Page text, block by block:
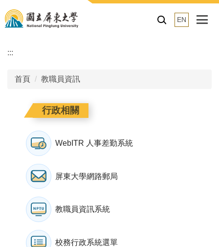
跳
到
內
EN
:::
首頁 教職員資訊
行政相關
WebITR 人事差勤系統
屏東大學網路郵局
教職員資訊系統
校務行政系統選單